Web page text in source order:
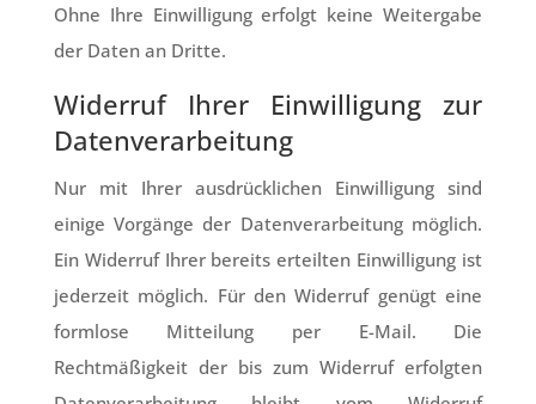
Ohne Ihre Einwilligung erfolgt keine Weitergabe
der Daten an Dritte.
Widerruf Ihrer Einwilligung zur
Datenverarbeitung
Nur mit Ihrer ausdrücklichen Einwilligung sind
einige Vorgänge der Datenverarbeitung möglich.
Ein Widerruf Ihrer bereits erteilten Einwilligung ist
jederzeit möglich. Für den Widerruf genügt eine
formlose Mitteilung per E-Mail. Die
Rechtmäßigkeit der bis zum Widerruf erfolgten